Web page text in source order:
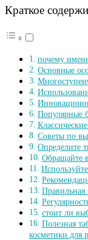
Краткое
почему
Основные
Популярные
Советы по
Определите
Обращайте
Правильная
стоит ли
Полезная
косметики для